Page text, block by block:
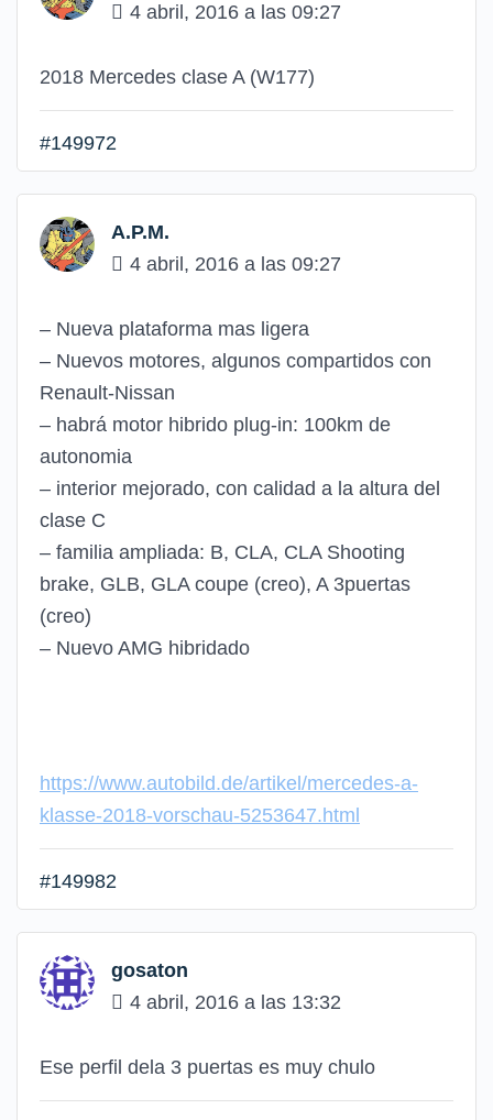
4 abril, 2016 a las 09:27
2018 Mercedes clase A (W177)
#149972
A.P.M.
4 abril, 2016 a las 09:27
– Nueva plataforma mas ligera
– Nuevos motores, algunos compartidos con
Renault-Nissan
– habrá motor hibrido plug-in: 100km de
autonomia
– interior mejorado, con calidad a la altura del
clase C
– familia ampliada: B, CLA, CLA Shooting
brake, GLB, GLA coupe (creo), A 3puertas
(creo)
– Nuevo AMG hibridado
https://www.autobild.de/artikel/mercedes-a-
klasse-2018-vorschau-5253647.html
#149982
gosaton
4 abril, 2016 a las 13:32
Ese perfil dela 3 puertas es muy chulo